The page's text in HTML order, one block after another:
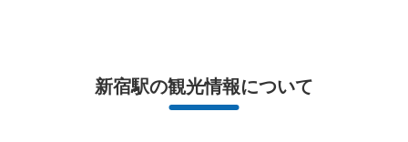
JR新宿駅 東Dコインロッカー
新宿駅の観光情報について